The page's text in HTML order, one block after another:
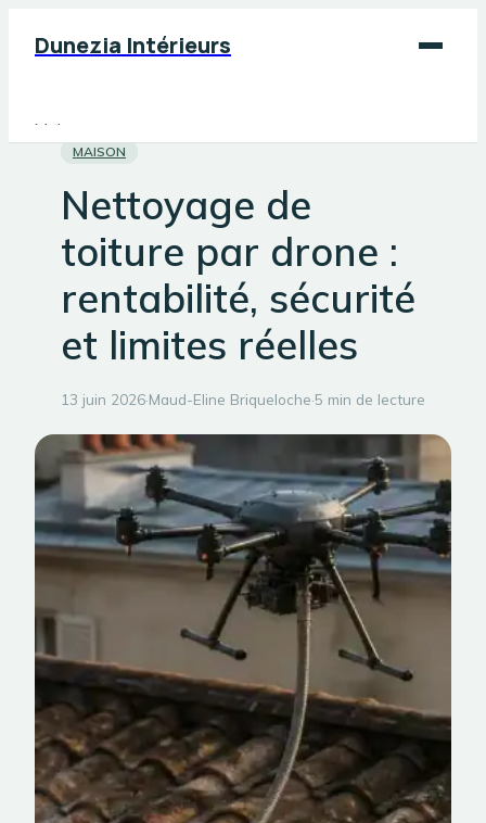
Dunezia Intérieurs
Maison
Jardinage
Bricolage
MAISON
Nettoyage de
toiture par drone :
rentabilité, sécurité
et limites réelles
13 juin 2026·Maud-Eline Briqueloche·5 min de lecture